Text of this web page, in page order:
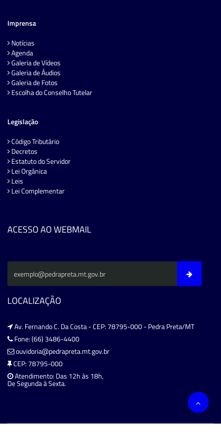
Imprensa
Notícias
Agenda
Galeria de Vídeos
Galeria de Áudios
Galeria de Fotos
Escolha do Conselho Tutelar
Legislação
Código Tributário
Decretos
Estatuto do Servidor
Lei Orgânica
Leis
Lei Complementar
ACESSO AO WEBMAIL
LOCALIZAÇÃO
Av. Fernando C. Da Costa - CEP: 78795-000 - Pedra Preta/MT
Fone: (66) 3486-4400
ouvidoria@pedrapreta.mt.gov.br
CEP: 78795-000
Atendimento: Das 12h às 18h,
De Segunda à Sexta.